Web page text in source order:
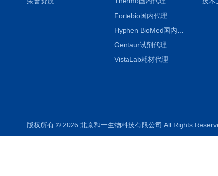
Fortebio国内代理
Gentaur试剂代理
VistaLab耗材代理
版权所有 © 2026 北京和一生物科技有限公司 All Rights